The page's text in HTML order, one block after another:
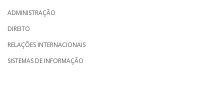
ADMINISTRAÇÃO
DIREITO
RELAÇÕES INTERNACIONAIS
SISTEMAS DE INFORMAÇÃO